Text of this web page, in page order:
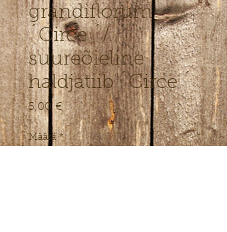
grandiflorum
´Circe ´/
suureõieline
haldjatiib ´Circe ´
5,00 €Hinta
Määrä *